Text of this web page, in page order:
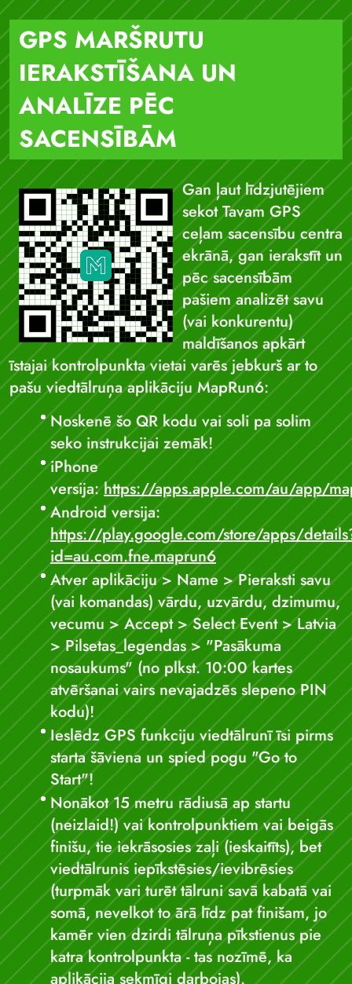
GPS MARŠRUTU
IERAKSTĪŠANA UN
ANALĪZE PĒC
SACENSĪBĀM
Gan ļaut līdzjutējiem
sekot Tavam GPS
ceļam sacensību centra
ekrānā, gan ierakstīt un
pēc sacensībām
pašiem analizēt savu
(vai konkurentu)
maldīšanos apkārt
īstajai kontrolpunkta vietai varēs jebkurš ar to
pašu viedtālruņa aplikāciju MapRun6:
Noskenē šo QR kodu vai soli pa solim
seko instrukcijai zemāk!
iPhone
versija:https://apps.apple.com/au/app/
Android versija:
https://play.google.com/store/apps/
id=au.com.fne.maprun6
Atver aplikāciju > Name > Pieraksti savu
(vai komandas) vārdu, uzvārdu, dzimumu,
vecumu > Accept > Select Event > Latvia
> Pilsetas_legendas > "Pasākuma
nosaukums" (no plkst. 10:00 kartes
atvēršanai vairs nevajadzēs slepeno PIN
kodu)!
Ieslēdz GPS funkciju viedtālrunī īsi pirms
starta šāviena un spied pogu "Go to
Start"!
Nonākot 15 metru rādiusā ap startu
(neizlaid!) vai kontrolpunktiem vai beigās
finišu, tie iekrāsosies zaļi (ieskaitīts), bet
viedtālrunis iepīkstēsies/ievibrēsies
(turpmāk vari turēt tālruni savā kabatā vai
somā, nevelkot to ārā līdz pat finišam, jo
kamēr vien dzirdi tālruņa pīkstienus pie
katra kontrolpunkta - tas nozīmē, ka
aplikācija sekmīgi darbojas).